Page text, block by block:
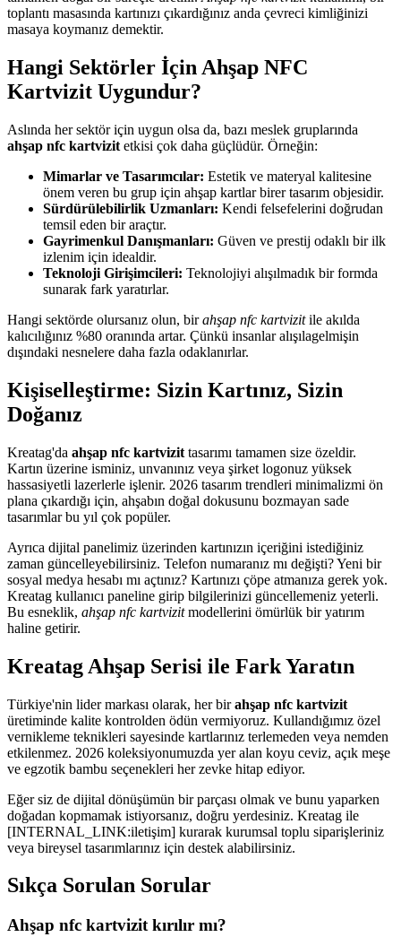
toplantı masasında kartınızı çıkardığınız anda çevreci kimliğinizi
masaya koymanız demektir.
Hangi Sektörler İçin Ahşap NFC
Kartvizit Uygundur?
Aslında her sektör için uygun olsa da, bazı meslek gruplarında
ahşap nfc kartvizit etkisi çok daha güçlüdür. Örneğin:
Mimarlar ve Tasarımcılar: Estetik ve materyal kalitesine
önem veren bu grup için ahşap kartlar birer tasarım objesidir.
Sürdürülebilirlik Uzmanları: Kendi felsefelerini doğrudan
temsil eden bir araçtır.
Gayrimenkul Danışmanları: Güven ve prestij odaklı bir ilk
izlenim için idealdir.
Teknoloji Girişimcileri: Teknolojiyi alışılmadık bir formda
sunarak fark yaratırlar.
Hangi sektörde olursanız olun, birahşap nfc kartvizitile akılda
kalıcılığınız %80 oranında artar. Çünkü insanlar alışılagelmişin
dışındaki nesnelere daha fazla odaklanırlar.
Kişiselleştirme: Sizin Kartınız, Sizin
Doğanız
Kreatag'da ahşap nfc kartvizit tasarımı tamamen size özeldir.
Kartın üzerine isminiz, unvanınız veya şirket logonuz yüksek
hassasiyetli lazerlerle işlenir. 2026 tasarım trendleri minimalizmi ön
plana çıkardığı için, ahşabın doğal dokusunu bozmayan sade
tasarımlar bu yıl çok popüler.
Ayrıca dijital panelimiz üzerinden kartınızın içeriğini istediğiniz
zaman güncelleyebilirsiniz. Telefon numaranız mı değişti? Yeni bir
sosyal medya hesabı mı açtınız? Kartınızı çöpe atmanıza gerek yok.
Kreatag kullanıcı paneline girip bilgilerinizi güncellemeniz yeterli.
Bu esneklik, ahşap nfc kartvizitmodellerini ömürlük bir yatırım
haline getirir.
Kreatag Ahşap Serisi ile Fark Yaratın
Türkiye'nin lider markası olarak, her birahşap nfc kartvizit
üretiminde kalite kontrolden ödün vermiyoruz. Kullandığımız özel
vernikleme teknikleri sayesinde kartlarınız terlemeden veya nemden
etkilenmez. 2026 koleksiyonumuzda yer alan koyu ceviz, açık meşe
ve egzotik bambu seçenekleri her zevke hitap ediyor.
Eğer siz de dijital dönüşümün bir parçası olmak ve bunu yaparken
doğadan kopmamak istiyorsanız, doğru yerdesiniz. Kreatag ile
[INTERNAL_LINK:iletişim] kurarak kurumsal toplu siparişleriniz
veya bireysel tasarımlarınız için destek alabilirsiniz.
Sıkça Sorulan Sorular
Ahşap nfc kartvizit kırılır mı?